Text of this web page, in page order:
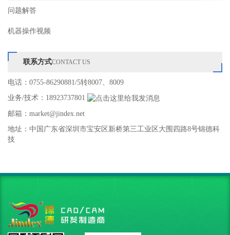
问题解答
机器操作视频
联系方式CONTACT US
电话：0755-86290881/5转8007、8009
业务/技术： 18923737801
邮箱：market@jindex.net
地址：中国广东省深圳市宝安区新桥第三工业区大围四路8号锦德科
技